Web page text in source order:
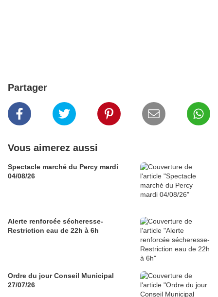
Partager
Vous aimerez aussi
Spectacle marché du Percy mardi
04/08/26
Alerte renforcée sécheresse-
Restriction eau de 22h à 6h
Ordre du jour Conseil Municipal
27/07/26